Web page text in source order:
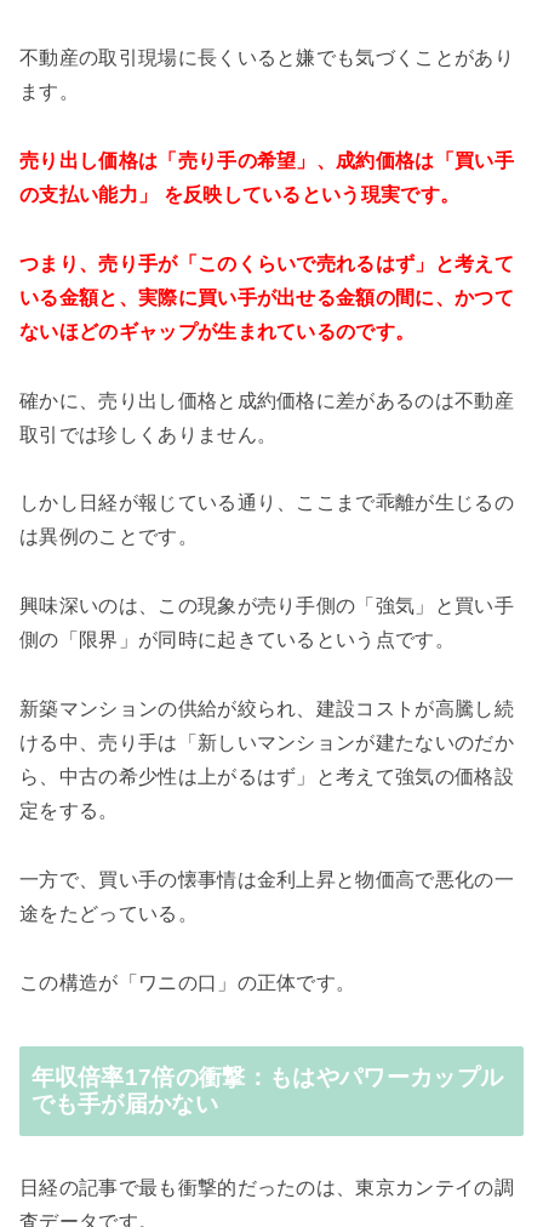
不動産の取引現場に長くいると嫌でも気づくことがあり
ます。
売り出し価格は「売り手の希望」、成約価格は「買い手
の支払い能力」 を反映しているという現実です。
つまり、売り手が「このくらいで売れるはず」と考えて
いる金額と、実際に買い手が出せる金額の間に、かつて
ないほどのギャップが生まれているのです。
確かに、売り出し価格と成約価格に差があるのは不動産
取引では珍しくありません。
しかし日経が報じている通り、ここまで乖離が生じるの
は異例のことです。
興味深いのは、この現象が売り手側の「強気」と買い手
側の「限界」が同時に起きているという点です。
新築マンションの供給が絞られ、建設コストが高騰し続
ける中、売り手は「新しいマンションが建たないのだか
ら、中古の希少性は上がるはず」と考えて強気の価格設
定をする。
一方で、買い手の懐事情は金利上昇と物価高で悪化の一
途をたどっている。
この構造が「ワニの口」の正体です。
年収倍率17倍の衝撃：もはやパワーカップル
でも手が届かない
日経の記事で最も衝撃的だったのは、東京カンテイの調
査データです。